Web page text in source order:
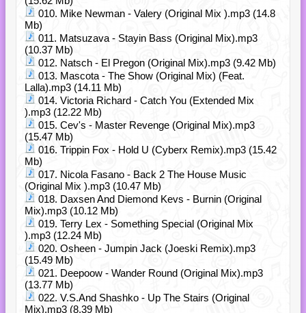
010. Mike Newman - Valery (Original Mix ).mp3 (14.8
Mb)
011. Matsuzava - Stayin Bass (Original Mix).mp3
(10.37 Mb)
012. Natsch - El Pregon (Original Mix).mp3 (9.42 Mb)
013. Mascota - The Show (Original Mix) (Feat.
Lalla).mp3 (14.11 Mb)
014. Victoria Richard - Catch You (Extended Mix
).mp3 (12.22 Mb)
015. Cev's - Master Revenge (Original Mix).mp3
(15.47 Mb)
016. Trippin Fox - Hold U (Cyberx Remix).mp3 (15.42
Mb)
017. Nicola Fasano - Back 2 The House Music
(Original Mix ).mp3 (10.47 Mb)
018. Daxsen And Diemond Kevs - Burnin (Original
Mix).mp3 (10.12 Mb)
019. Terry Lex - Something Special (Original Mix
).mp3 (12.24 Mb)
020. Osheen - Jumpin Jack (Joeski Remix).mp3
(15.49 Mb)
021. Deepoow - Wander Round (Original Mix).mp3
(13.77 Mb)
022. V.S.And Shashko - Up The Stairs (Original
Mix).mp3 (8.39 Mb)